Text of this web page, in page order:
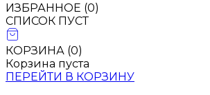
ИЗБРАННОЕ (0)
СПИСОК ПУСТ
КОРЗИНА (0)
Корзина пуста
ПЕРЕЙТИ В КОРЗИНУ